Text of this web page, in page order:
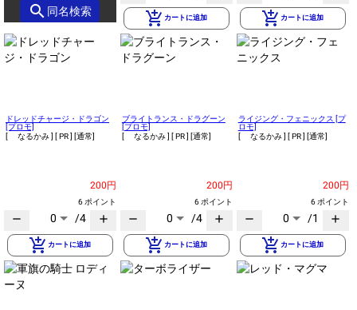
search 同名検索 add_shopping_cart カートに追加 add_shopping_cart カートに追加
ドレッドチャージ・ドラゴン
[プロモ]
[ なるかみ ] [ PR ] [通常]
200円
6 ポイント
remove 0 /4 add
add_shopping_cart カートに追加
ブライトランス・ドラグーン
[プロモ]
[ なるかみ ] [ PR ] [通常]
200円
6 ポイント
remove 0 /4 add
add_shopping_cart カートに追加
ライジング・フェニックス [プ
ロモ]
[ なるかみ ] [ PR ] [通常]
200円
6 ポイント
remove 0 /1 add
add_shopping_cart カートに追加